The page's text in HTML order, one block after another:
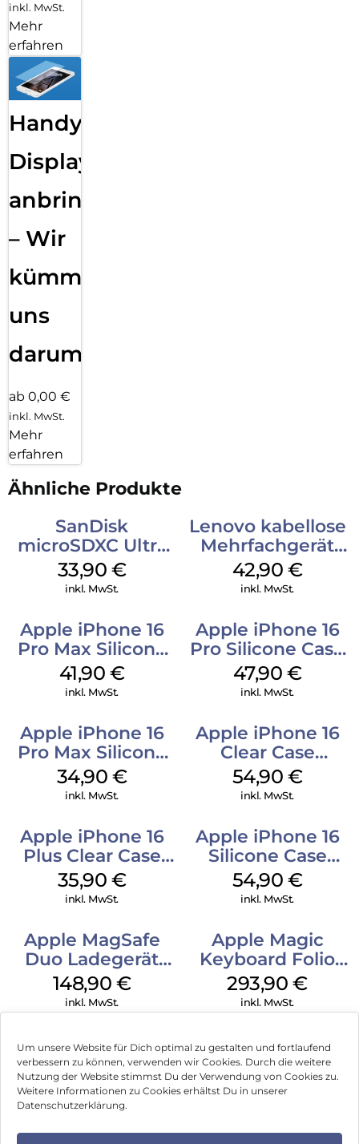
Um unsere Website für Dich optimal zu gestalten und fortlaufend
verbessern zu können, verwenden wir Cookies. Durch die weitere
Nutzung der Website stimmst Du der Verwendung von Cookies zu.
Weitere Informationen zu Cookies erhältst Du in unserer
Datenschutzerklärung.
inkl. MwSt.
Mehr
erfahren
Handy
Displayfolie
anbringen
– Wir
kümmern
uns
darum!
ab 0,00 €
inkl. MwSt.
Mehr
erfahren
Ähnliche Produkte
SanDisk
microSDXC Ultra
128 GB + Adapter
Mobile
33,90 €
inkl. MwSt.
Lenovo kabellose
Mehrfachgerät
Luna Grey
42,90 €
inkl. MwSt.
Apple iPhone 16
Pro Max Silicone
Case MagSafe
Ultramarine
41,90 €
inkl. MwSt.
Apple iPhone 16
Pro Silicone Case
MagSafe Denim
47,90 €
inkl. MwSt.
Apple iPhone 16
Pro Max Silicone
Case MagSafe
Denim
34,90 €
inkl. MwSt.
Apple iPhone 16
Clear Case
MagSafe
Transparent
54,90 €
inkl. MwSt.
Apple iPhone 16
Plus Clear Case
MagSafe
Transparent
35,90 €
inkl. MwSt.
Apple iPhone 16
Silicone Case
MagSafe Lake
Green
54,90 €
inkl. MwSt.
Apple MagSafe
Duo Ladegerät
Weiß
148,90 €
inkl. MwSt.
Apple Magic
Keyboard Folio
iPad 10.9″ (10.Gen.)
Weiß
293,90€
inkl. MwSt.
Impressum